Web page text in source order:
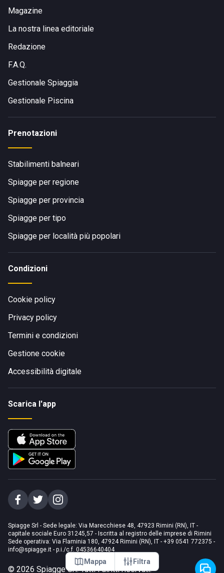
Mappa Filtra
Magazine
La nostra linea editoriale
Redazione
F.A.Q.
Gestionale Spiaggia
Gestionale Piscina
Prenotazioni
Stabilimenti balneari
Spiagge per regione
Spiagge per provincia
Spiagge per tipo
Spiagge per località più popolari
Condizioni
Cookie policy
Privacy policy
Termini e condizioni
Gestione cookie
Accessibilità digitale
Scarica l'app
Spiagge Srl - Sede legale: Via Marecchiese 48, 47923 Rimini (RN), IT -
capitale sociale Euro 31245,57 - Iscritta al registro delle imprese di Rimini
Sede operativa: Via Flaminia 180, 47924 Rimini (RN), IT - +39 0541 772375 -
info@spiagge.it - p.i./c.f. 04536640404
© 2026 Spiagge Srl. Tutti i diritti riservati.